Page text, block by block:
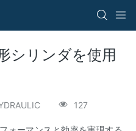
シリンダを使用
127